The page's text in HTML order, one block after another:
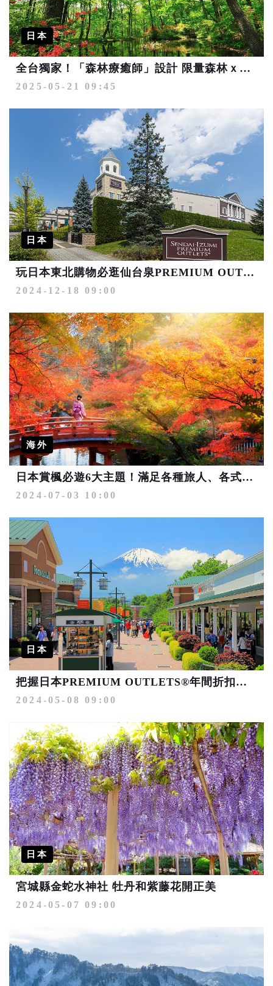
日本
全台獨家！「森林療癒師」設計 限量森林ｘ溫泉紀行：身心靈森．深呼吸之旅
2025-05-21 09:45
日本
玩日本東北購物必逛仙台泉PREMIUM OUTLETS®
2024-12-18 09:00
海外
日本賞楓必遊6大主題！滿足各種旅人、各式玩法 限量優惠第2人最高省4千
2024-07-03 10:00
日本
把握日本PREMIUM OUTLETS®年間折扣檔期 越買越划算
2024-05-08 09:00
日本
宮城縣金蛇水神社 牡丹和紫藤花開正美
2024-05-07 09:00